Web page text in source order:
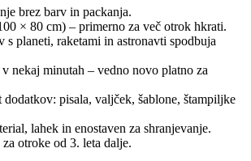
brez barv in packanja.
× 80 cm) – primerno za več otrok hkrati.
s planeti, raketami in astronavti spodbuja
nekaj minutah – vedno novo platno za
pisala, valjček, šablone, štampiljke
lahek in enostaven za shranjevanje.
otroke od 3. leta dalje.